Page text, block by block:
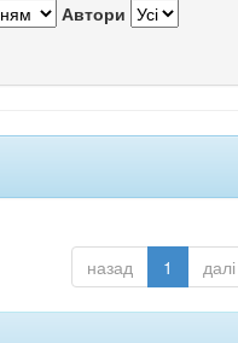
Автори
назад 1 далі